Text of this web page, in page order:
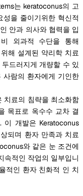
는 keratoconus의 고
을 줄이기위한 혁신적
안과 의사와 협력을 입
외과적 수단을 통해
해 설계된 약리학 치료
드러지게 개량할 수 있
사람의 환자에게 기인한
치료의 침략을 최소화함
목표로 옥수수 교차 결
이 개발은 Keratoconus
되며 환자 만족과 치료
와 같은 눈 조건에
속적인 작업의 일부입니
적인 환자 친화적 인 치